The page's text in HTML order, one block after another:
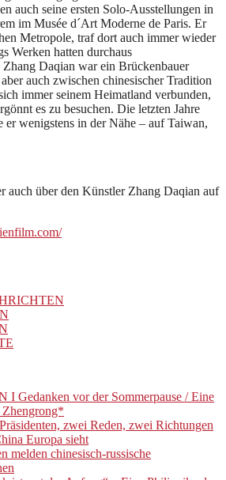
auch seine ersten Solo-Ausstellungen in
im Musée d´Art Moderne de Paris. Er
Metropole, traf dort auch immer wieder
Werken hatten durchaus
Zhang Daqian war ein Brückenbauer
auch zwischen chinesischer Tradition
immer seinem Heimatland verbunden,
es zu besuchen. Die letzten Jahre
er wenigstens in der Nähe – auf Taiwan,
auch über den Künstler Zhang Daqian auf
Gedanken vor der Sommerpause / Eine
zwei Reden, zwei Richtungen
Europa sieht
melden chinesisch-russische